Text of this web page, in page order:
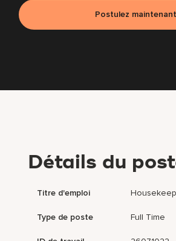
Postulez maintenant
Détails du
Titre d'emploi
Type de poste Full Time